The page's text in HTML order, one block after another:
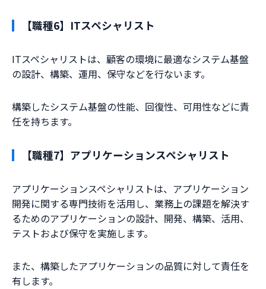
【職種6】ITスペシャリスト
ITスペシャリストは、顧客の環境に最適なシステム基盤
の設計、構築、運用、保守などを行ないます。
構築したシステム基盤の性能、回復性、可用性などに責
任を持ちます。
【職種7】アプリケーションスペシャリスト
アプリケーションスペシャリストは、アプリケーション
開発に関する専門技術を活用し、業務上の課題を解決す
るためのアプリケーションの設計、開発、構築、活用、
テストおよび保守を実施します。
また、構築したアプリケーションの品質に対して責任を
有します。